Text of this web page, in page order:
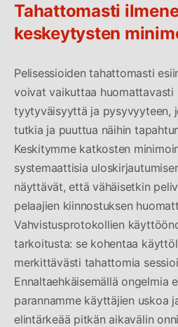
Tahattomasti
keskeytysten
Pelisessioiden tahattomasti
voivat vaikuttaa huomattavasti
tyytyväisyyttä ja pysyvyyteen,
tutkia ja puuttua näihin
Keskitymme katkosten
systemaattisia
näyttävät, että vähäisetkin
pelaajien kiinnostuksen
Vahvistusprotokollien
tarkoitusta: se kohentaa
merkittävästi tahattomia
Ennaltaehkäisemällä ongelmia
parannamme käyttäjien uskoa
elintärkeää pitkän aikavälin